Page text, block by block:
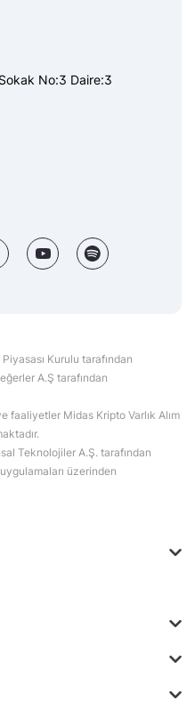
No:3 Daire:3
Kurulu tarafından
A.Ş tarafından
faaliyetler Midas Kripto Varlık Alım
Teknolojiler A.Ş. tarafından
üzerinden